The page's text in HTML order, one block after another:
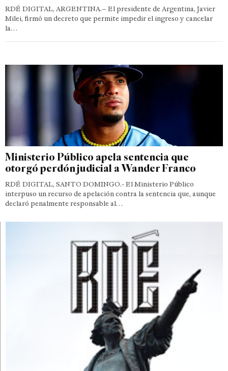
RDÉ DIGITAL, ARGENTINA.– El presidente de Argentina, Javier
Milei, firmó un decreto que permite impedir el ingreso y cancelar
la…
Ministerio Público apela sentencia que
otorgó perdón judicial a Wander Franco
RDÉ DIGITAL, SANTO DOMINGO.- El Ministerio Público
interpuso un recurso de apelación contra la sentencia que, aunque
declaró penalmente responsable al…